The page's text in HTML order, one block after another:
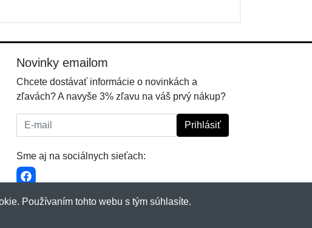
Novinky emailom
Chcete dostávať informácie o novinkách a
zľavách? A navyše 3% zľavu na váš prvý nákup?
E-mail: Prihlásiť
Sme aj na sociálnych sieťach:
Používaním tohto webu s tým súhlasíte.